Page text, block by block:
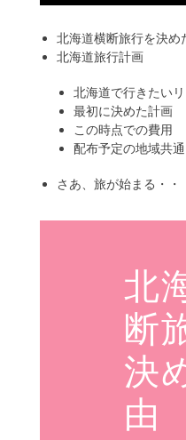
北海道横断旅行を決め
北海道旅行計画
北海道で行きたいリ
最初に決めた計画
この時点での費用
配布予定の地域共
さあ、旅が始まる・・
北
断
決
由